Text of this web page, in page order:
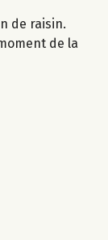
de raisin.
de la